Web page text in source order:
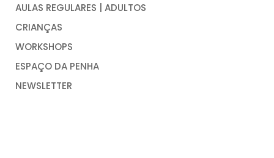
AULAS REGULARES | ADULTOS
CRIANÇAS
WORKSHOPS
ESPAÇO DA PENHA
NEWSLETTER